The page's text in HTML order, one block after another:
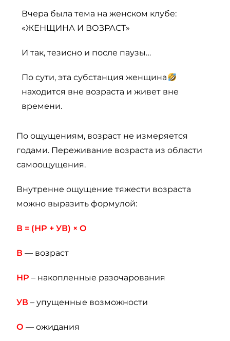
Вчера была тема на женском клубе:
«ЖЕНЩИНА И ВОЗРАСТ»
И так, тезисно и после паузы…
По сути, эта субстанция женщина
находится вне возраста и живет вне
времени.
По ощущениям, возраст не измеряется
годами. Переживание возраста из области
самоощущения.
Внутренне ощущение тяжести возраста
можно выразить формулой:
В = (НР + УВ) × О
В — возраст
НР – накопленные разочарования
УВ– упущенные возможности
О — ожидания